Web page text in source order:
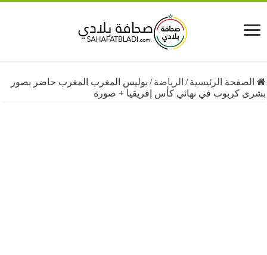
الرئيسية /الرياضة /بوليس المغرب المغرب حاضر بصور
في نهائي كأس إفريقيا + صورة